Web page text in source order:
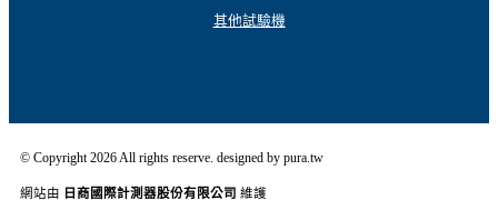
其他試驗機
© Copyright 2026 All rights reserve. designed by pura.tw
網站由 日商國際計測器股份有限公司 維護